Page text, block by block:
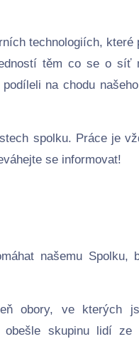
technologiích, které
těm co se o síť
na chodu
spolku. Práce je
se informovat!
našemu Spolku,
obory, ve kterých
obešle skupinu lidí ze